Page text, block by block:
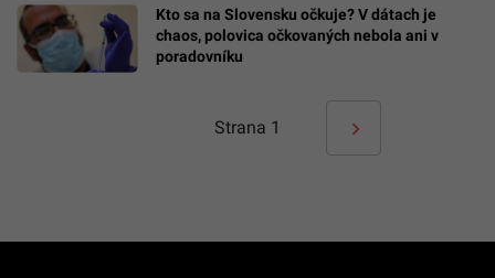
Kto sa na Slovensku očkuje? V dátach je
chaos, polovica očkovaných nebola ani v
poradovníku
Strana 1